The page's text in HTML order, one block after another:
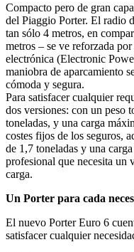
Compacto pero de gran
del Piaggio Porter. El radio
tan sólo 4 metros, en
metros – se ve reforzada
electrónica (Electronic
maniobra de aparcamiento
cómoda y segura.
Para satisfacer cualquier
dos versiones: con un
toneladas, y una carga
costes fijos de los seguros,
de 1,7 toneladas y una
profesional que necesita un
carga.
Un Porter para cada
El nuevo Porter Euro 6
satisfacer cualquier